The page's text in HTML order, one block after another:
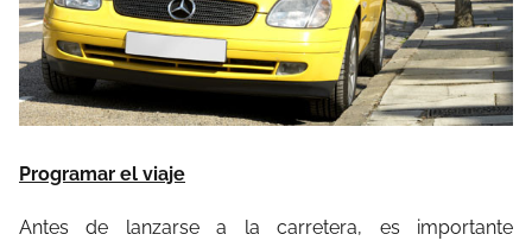
Programar el viaje
Antes de lanzarse a la carretera, es importante